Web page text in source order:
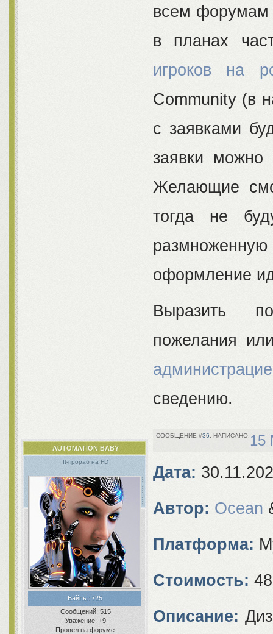
всем форумам
в планах
игроков на
Community (в
с заявками
заявки можно
Желающие
тогда не
оформление
Выразить
пожелания
сведению.
36 15
AUTOMATION BABY
It-прораб на FD
Вайпы:725
Сообщений: 515
Уважение: +9
Провел на форуме:
Дата:
Автор: Ocean
Платформа:
Стоимость:
Описание: